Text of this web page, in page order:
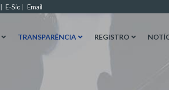
E-Sic Email
TRANSPARÊNCIA REGISTRO